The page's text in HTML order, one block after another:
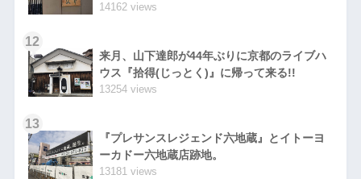
14162 views
12
来月、山下達郎が44年ぶりに京都のライブハ
ウス『拾得(じっとく)』に帰って来る!!
13254 views
13
『プレサンスレジェンド六地蔵』とイトーヨ
ーカドー六地蔵店跡地。
13181 views